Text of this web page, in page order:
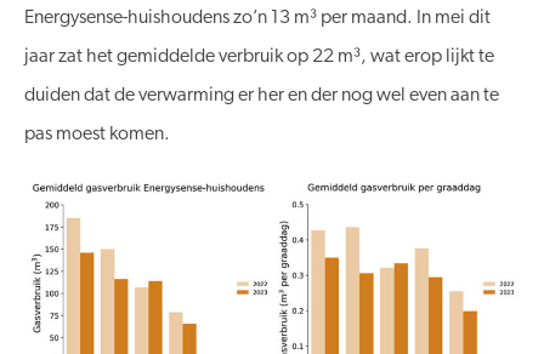
Energysense-huishoudens zo’n 13 m³ per maand. In mei dit
jaar zat het gemiddelde verbruik op 22 m³, wat erop lijkt te
duiden dat de verwarming er her en der nog wel even aan te
pas moest komen.